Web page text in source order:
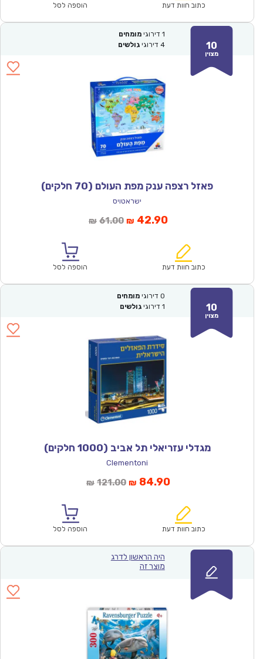
₪86.00.
כתוב חוות דעת הוספה לסל
10
מצוין
1 דירוגי מומחים
4 דירוגי גולשים
פאזל רצפה ענק מפת העולם (70 חלקים)
ישראטויס
₪ 61.00המחיר
₪61.00.
₪ 42.90המחיר
הוא:
כתוב חוות דעת הוספה לסל
10
מצוין
0 דירוגי מומחים
1 דירוגי גולשים
מגדלי עזריאלי תל אביב (1000 חלקים)
Clementoni
₪ 121.00המחיר
₪121.00.
₪ 84.90המחיר
הוא:
כתוב חוות דעת הוספה לסל
היה הראשון לדרג
מוצר זה